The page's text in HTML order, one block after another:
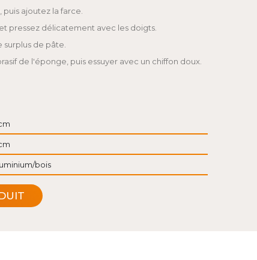
ajoutez la farce.
pressez délicatement avec les doigts.
de pâte.
de l'éponge, puis essuyer avec un chiffon doux.
bois